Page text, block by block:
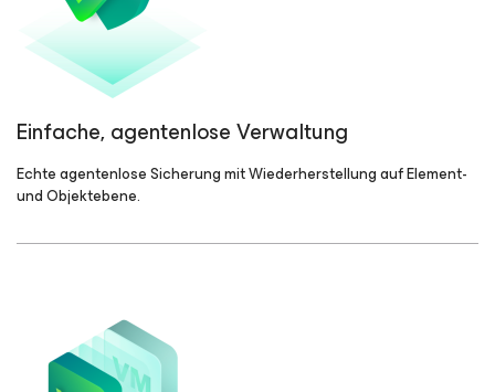
Einfache, agentenlose Verwaltung
Echte agentenlose Sicherung mit Wiederherstellung auf Element-
und Objektebene.